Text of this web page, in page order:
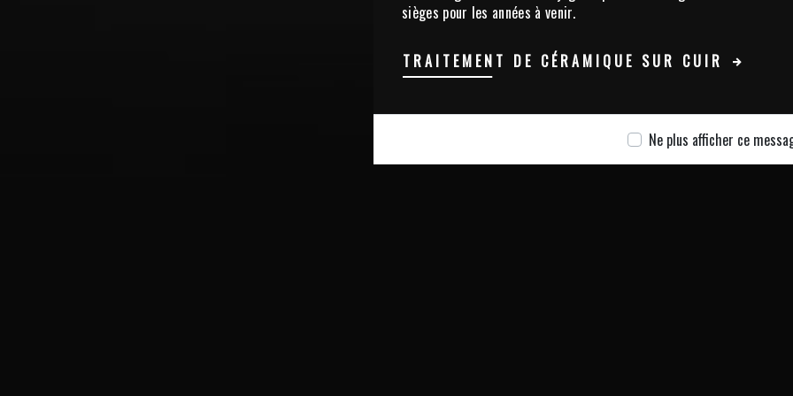
sièges pour les années à venir.
TRAITEMENT DE CÉRAMIQUE SUR CUIR
Ne plus afficher ce